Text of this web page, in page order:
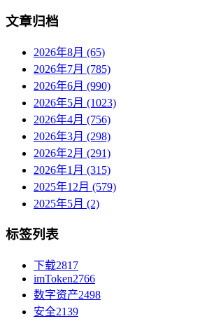
文章归档
2026年8月 (65)
2026年7月 (785)
2026年6月 (990)
2026年5月 (1023)
2026年4月 (756)
2026年3月 (298)
2026年2月 (291)
2026年1月 (315)
2025年12月 (579)
2025年5月 (2)
标签列表
下载2817
imToken2766
数字资产2498
安全2139